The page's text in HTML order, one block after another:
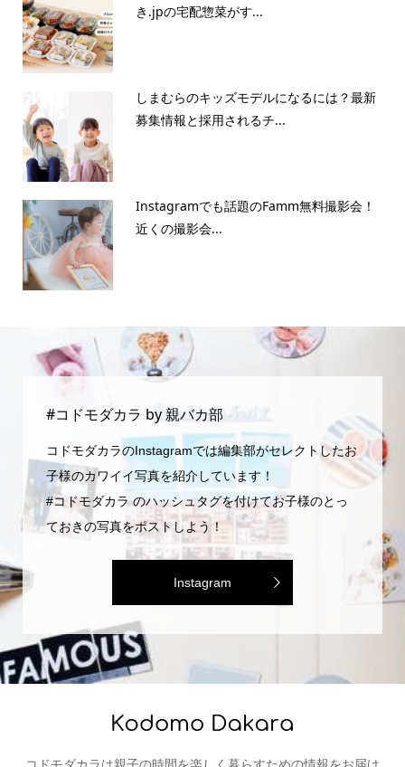
き.jpの宅配惣菜がす...
しまむらのキッズモデルになるには？最新
募集情報と採用されるチ...
Instagramでも話題のFamm無料撮影会！
近くの撮影会...
#コドモダカラ by 親バカ部
コドモダカラのInstagramでは編集部がセレクトしたお
子様のカワイイ写真を紹介しています！
#コドモダカラ のハッシュタグを付けてお子様のとっ
ておきの写真をポストしよう！
Instagram